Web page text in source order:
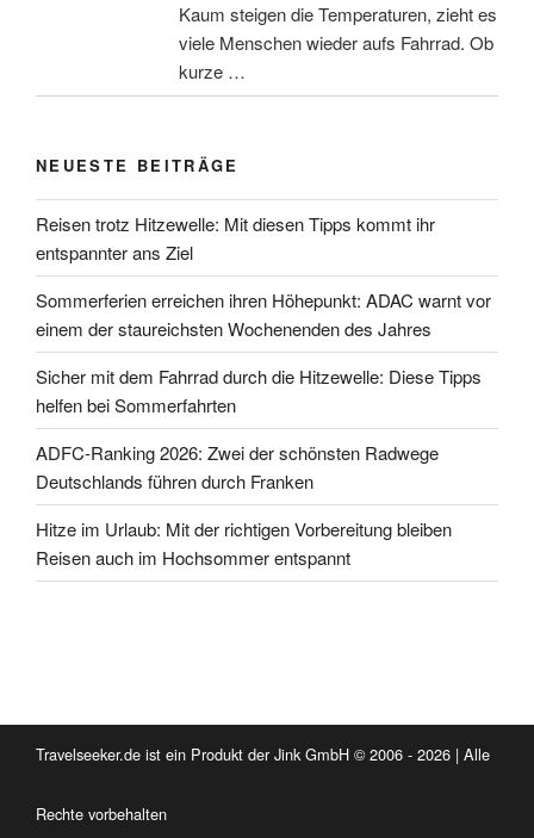
Kaum steigen die Temperaturen, zieht es
viele Menschen wieder aufs Fahrrad. Ob
kurze …
NEUESTE BEITRÄGE
Reisen trotz Hitzewelle: Mit diesen Tipps kommt ihr
entspannter ans Ziel
Sommerferien erreichen ihren Höhepunkt: ADAC warnt vor
einem der staureichsten Wochenenden des Jahres
Sicher mit dem Fahrrad durch die Hitzewelle: Diese Tipps
helfen bei Sommerfahrten
ADFC-Ranking 2026: Zwei der schönsten Radwege
Deutschlands führen durch Franken
Hitze im Urlaub: Mit der richtigen Vorbereitung bleiben
Reisen auch im Hochsommer entspannt
Travelseeker.de ist ein Produkt der Jink GmbH © 2006 - 2026 | Alle
Rechte vorbehalten